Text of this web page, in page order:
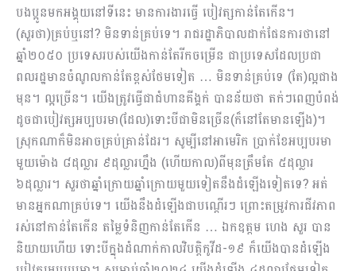
បងប្អូនមកអង្គុយនៅទីនេះ មានការងារធ្វើ បៀវត្សកាន់តែកើន។
(សួរថា)គ្រប់ឬនៅ? មិនទាន់គ្រប់ទេ។ រាជរដ្ឋាភិបាលដាក់ផែនការថានៅ
ឆ្នាំ២០៥០​ ប្រទេសរបស់យើងកាន់តែរីកចម្រើន ជាប្រទេសដែលប្រជា
ពលរដ្ឋមានចំ​ណូលកាន់តែខ្ពស់ថែមទៀត … មិនទាន់គ្រប់ទេ (តែ)ល្អជាង
មុន។ ល្អច្រើន។ យើងត្រូវធ្វើជាជំហានគីង្គក់ បានន័យថា តក់ៗពេញបំពង់
ដូចជាបៀវត្សអប្បបរមា(ដែល)ទោះបីជាមិនច្រើន(ក៏នៅតែមានឡើង)។
ស្រុកណាក៏មិនអាចគ្រប់គ្រាន់ដែរ។ សូម្បីនៅអាមេរិក ប្រាក់ខែអប្បបរមា
មួយម៉ោង ៨ដុល្លារ ៩ដុល្លារហ្នឹង​ (ហើយកាល)ពីមុនត្រឹមតែ ៥ដុល្លារ
៦ដុល្លារ។ សួរថា​ឆ្នាំក្រោយឆ្នាំក្រោយមួយទៀតនឹងដំឡើងទៀតទេ? អត់
មានអ្នកណាគ្រប់ទេ។ យើងនឹងដំឡើងជាបណ្ដើរៗ ព្រោះតម្រូវការជីវភាព
រស់នៅកាន់តែកើន តម្លៃទំនិញកាន់តែកើន … ឯកឧត្តម ហេង សួរ បាន
និយាយហើយ ទោះបីក្នុងដំណាក់កាលវិបត្តិកូវីដ-១៩ ក៏យើងបានដំឡើង